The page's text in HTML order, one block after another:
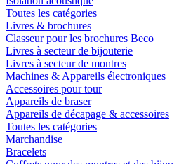
Toutes les catégories
Livres & brochures
Classeur pour les brochures Beco
Livres à secteur de bijouterie
Livres à secteur de montres
Machines & Appareils électroniques
Accessoires pour tour
Appareils de braser
Appareils de décapage & accessoires
Toutes les catégories
Marchandise
Bracelets